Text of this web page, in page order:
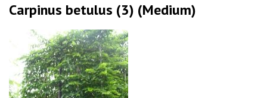
Carpinus betulus (3) (Medium)